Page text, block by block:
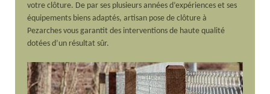
votre clôture. De par ses plusieurs années d’expériences et ses
équipements biens adaptés, artisan pose de clôture à
Pezarches vous garantit des interventions de haute qualité
dotées d’un résultat sûr.